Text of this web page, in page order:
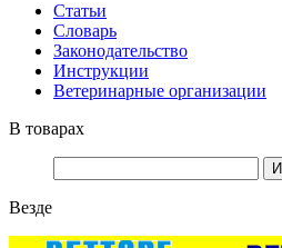
Статьи
Словарь
Законодательство
Инструкции
Ветеринарные организации
В товарах
Везде